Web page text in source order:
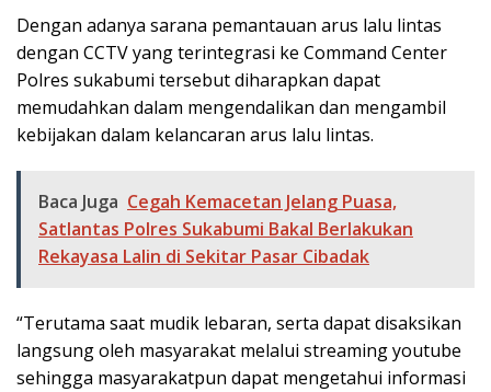
Dengan adanya sarana pemantauan arus lalu lintas
dengan CCTV yang terintegrasi ke Command Center
Polres sukabumi tersebut diharapkan dapat
memudahkan dalam mengendalikan dan mengambil
kebijakan dalam kelancaran arus lalu lintas.
Baca Juga Cegah Kemacetan Jelang Puasa,
Satlantas Polres Sukabumi Bakal Berlakukan
Rekayasa Lalin di Sekitar Pasar Cibadak
“Terutama saat mudik lebaran, serta dapat disaksikan
langsung oleh masyarakat melalui streaming youtube
sehingga masyarakatpun dapat mengetahui informasi